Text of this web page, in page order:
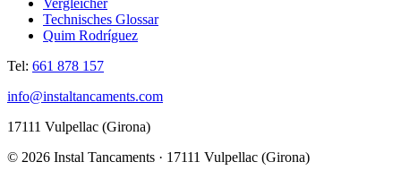
Vergleicher
Technisches Glossar
Quim Rodríguez
Tel: 661 878 157
info@instaltancaments.com
17111 Vulpellac (Girona)
© 2026 Instal Tancaments · 17111 Vulpellac (Girona)